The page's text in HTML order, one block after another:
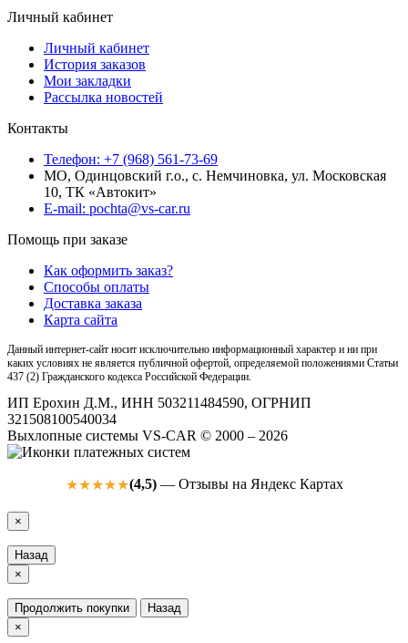
Личный кабинет
Личный кабинет
История заказов
Мои закладки
Рассылка новостей
Контакты
Телефон: +7 (968) 561-73-69
МО, Одинцовский г.о., с. Немчиновка, ул. Московская
10, ТК «Автокит»
E-mail: pochta@vs-car.ru
Помощь при заказе
Как оформить заказ?
Способы оплаты
Доставка заказа
Карта сайта
Данный интернет-сайт носит исключительно информационный характер и ни при
каких условиях не является публичной офертой, определяемой положениями Статьи
437 (2) Гражданского кодекса Российской Федерации.
ИП Ерохин Д.М., ИНН 503211484590, ОГРНИП
321508100540034
Выхлопные системы VS-CAR © 2000 – 2026
★★★★★(4,5)— Отзывы на Яндекс Картах
×
Назад
×
Продолжить покупки
Назад
×